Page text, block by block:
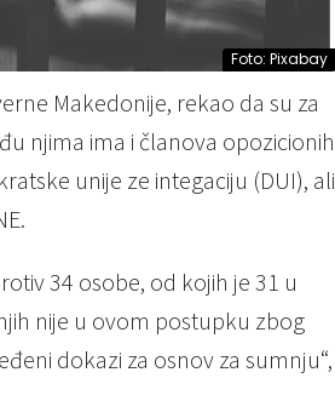
Foto: Pixabay
Makedonije, rekao da su za
njima ima i članova opozicionih
unije ze integaciju (DUI), ali
34 osobe, od kojih je 31 u
nije u ovom postupku zbog
dokazi za osnov za sumnju“,